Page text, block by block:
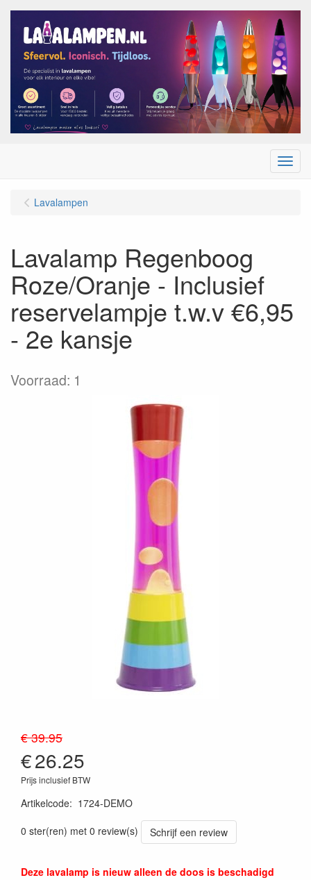
Menu
Lavalampen
Lavalamp Regenboog
Roze/Oranje - Inclusief
reservelampje t.w.v €6,95
- 2e kansje
Voorraad: 1
€ 39.95
€26.25
Prijs inclusief BTW
Artikelcode: 1724-DEMO
0 ster(ren) met 0 review(s)
Schrijf een review
Deze lavalamp is nieuw alleen de doos is beschadigd